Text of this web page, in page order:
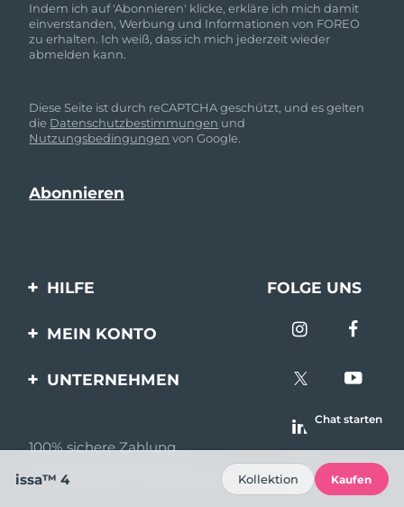
Indem ich auf 'Abonnieren' klicke, erkläre ich mich damit
einverstanden, Werbung und Informationen von FOREO
zu erhalten. Ich weiß, dass ich mich jederzeit wieder
abmelden kann.
Diese Seite ist durch reCAPTCHA geschützt, und es gelten
die Datenschutzbestimmungen und
Nutzungsbedingungen von Google.
HILFE
Kontaktiere uns
FOLGE UNS
MEIN KONTO
UNTERNEHMEN
Partnerprogramm
Partner Nachrichten
100% sichere Zahlung
Bewertungen von Bazaarvoice
Chat starten
issa™ 4 Kollektion Kaufen